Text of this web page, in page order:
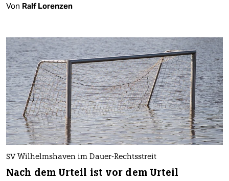
Von Ralf Lorenzen
SV Wilhelmshaven im Dauer-Rechtsstreit
Nach dem Urteil ist vor dem Urteil